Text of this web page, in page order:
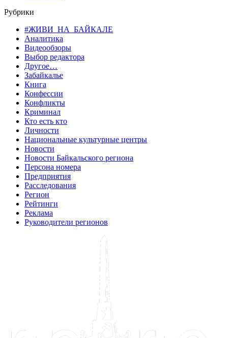
Рубрики
#ЖИВИ_НА_БАЙКАЛЕ
Аналитика
Видеообзоры
Выбор редактора
Другое…
Забайкалье
Книга
Конфессии
Конфликты
Криминал
Кто есть кто
Личности
Национальные культурные центры
Новости
Новости Байкальского региона
Персона номера
Предприятия
Расследования
Регион
Рейтинги
Реклама
Руководители регионов